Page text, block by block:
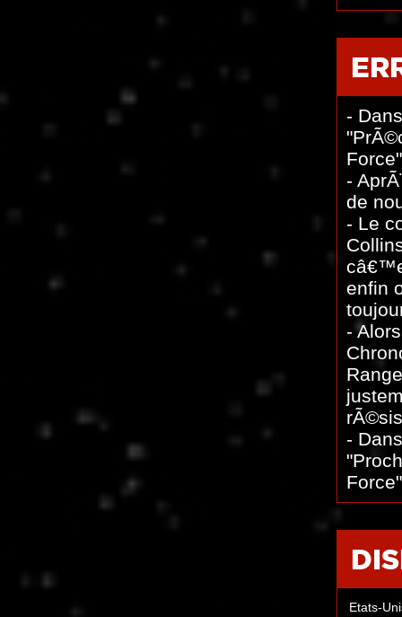
-
-
de
- Le
enfin
-
-
Etats-